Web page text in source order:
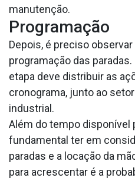
manutenção.
Programação
Depois, é preciso
programação das
etapa deve distribuir as
cronograma, junto ao
industrial.
Além do tempo disponível
fundamental ter em
paradas e a locação da
para acrescentar é a